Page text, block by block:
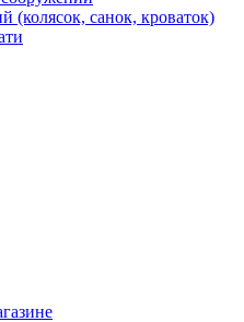
(колясок, санок, кроваток)